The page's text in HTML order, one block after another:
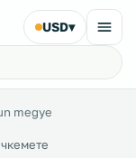
USD▾
megye